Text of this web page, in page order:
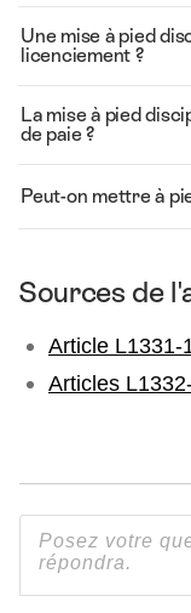
Une mise à pied
licenciement ?
La mise à pied
de paie ?
Peut-on mettre à
Sources de
Article L1331-
Articles